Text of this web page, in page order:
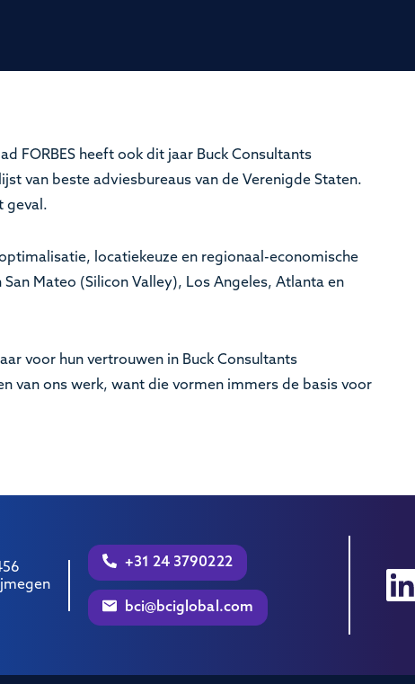
FORBES heeft ook dit jaar Buck Consultants
van beste adviesbureaus van de Verenigde Staten.
geval.
locatiekeuze en regionaal-economische
Mateo (Silicon Valley), Los Angeles, Atlanta en
voor hun vertrouwen in Buck Consultants
van ons werk, want die vormen immers de basis voor
+31 24 3790222
bci@bciglobal.com